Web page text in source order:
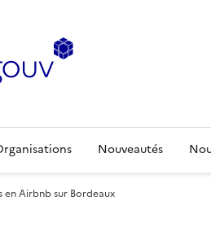
Nouveautés
en Airbnb sur Bordeaux